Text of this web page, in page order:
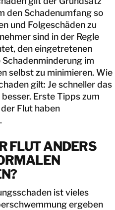
den Schadenumfang so
und Folgeschäden zu
sind in der Regle
den eingetretenen
im
selbst zu minimieren. Wie
gilt: Je schneller das
Erste Tipps zum
Flut haben
FLUT ANDERS
ist vieles
ergeben